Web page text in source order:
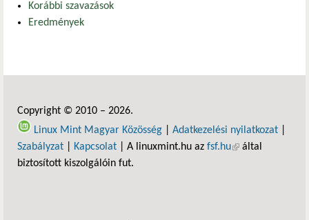
Korábbi szavazások
Eredmények
Copyright © 2010 – 2026.
Linux Mint Magyar Közösség
Adatkezelési nyilatkozat
Szabályzat
Kapcsolat | A linuxmint.hu az fsf.hu(külső hivatkozás)
által
biztosított kiszolgálóin fut.